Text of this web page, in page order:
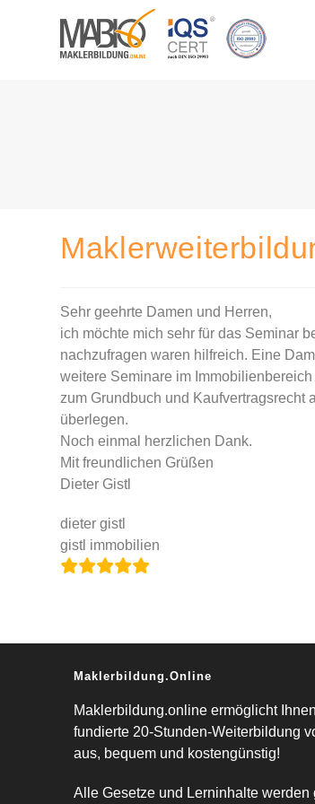
Sehr geehrte Damen und Herren,
ich möchte mich sehr für das Seminar
nachzufragen waren hilfreich. Eine
weitere Seminare im
zum Grundbuch und
überlegen.
Noch einmal herzlichen Dank.
Mit freundlichen Grüßen
Dieter Gistl
dieter gistl
gistl immobilien
Maklerbildung.online
Maklerbildung.online ermöglicht
fundierte 20-Stunden-Weiterbildung
aus, bequem und kostengünstig!
Alle Gesetze und Lerninhalte werden